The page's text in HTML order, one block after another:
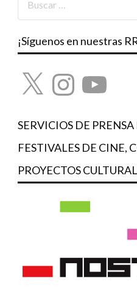
¡Síguenos en nuestras
X InstagramYouTube
SERVICIOS DE PRENSA
FESTIVALES DE CINE,
PROYECTOS